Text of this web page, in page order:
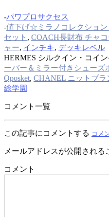
-パワプロサクセス
-値下げ☆ミラノコレクション
セット , COACH長財布 チャ
ャー, インチキ, デッキレベル
HERMES シルクイン・コイ
ーバー＆ミラー付きシュー
Qposket, CHANEL ニットブ
総学園
コメント一覧
この記事にコメントする コメ
メールアドレスが公開される
コメント